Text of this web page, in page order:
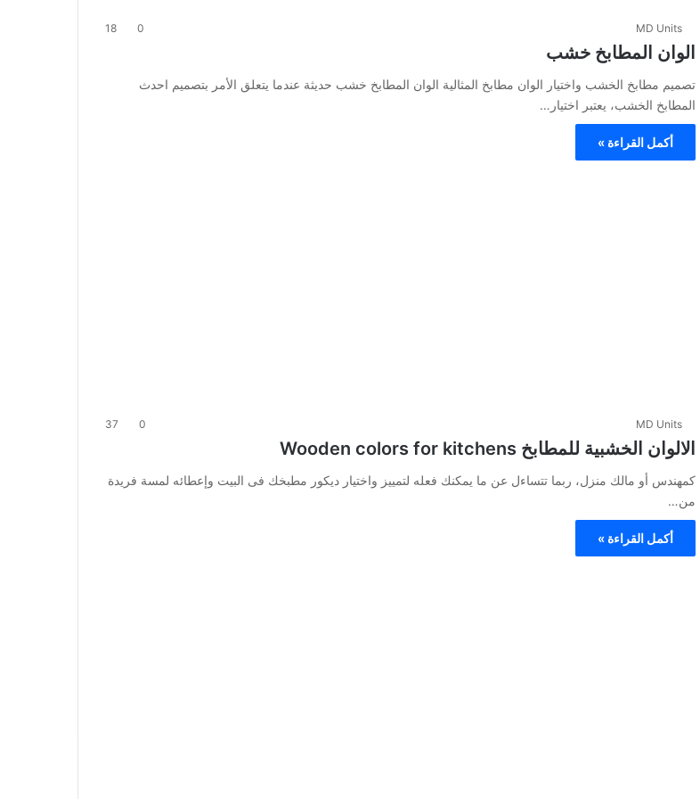
MD Units
0
18
الوان المطابخ خشب
تصميم مطابخ الخشب واختيار الوان مطابخ المثالية الوان المطابخ خشب حديثة عندما يتعلق الأمر بتصميم احدث
المطابخ الخشب، يعتبر اختيار…
أكمل القراءة »
MD Units
0
37
الالوان الخشبية للمطابخ Wooden colors for kitchens
كمهندس أو مالك منزل، ربما تتساءل عن ما يمكنك فعله لتمييز واختيار ديكور مطبخك فى البيت وإعطائه لمسة فريدة
من…
أكمل القراءة »